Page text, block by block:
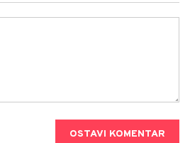
OSTAVI KOMENTAR